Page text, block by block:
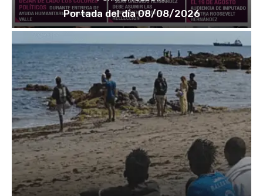
Portada del día 08/08/2026